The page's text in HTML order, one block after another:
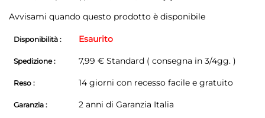
Avvisami quando questo prodotto è disponibile
Disponibilità : Esaurito
Spedizione : 7,99 € Standard ( consegna in 3/4gg. )
Reso : 14 giorni con recesso facile e gratuito
Garanzia : 2 anni di Garanzia Italia